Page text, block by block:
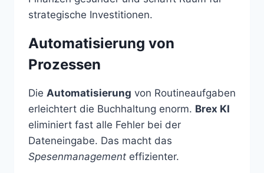
strategische Investitionen.
Automatisierung von
Prozessen
Die Automatisierung von Routineaufgaben
erleichtert die Buchhaltung enorm. Brex KI
eliminiert fast alle Fehler bei der
Dateneingabe. Das macht das
Spesenmanagement effizienter.